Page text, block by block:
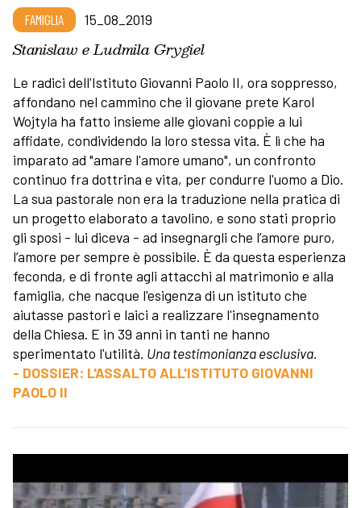
FAMIGLIA 15_08_2019
Stanislaw e Ludmila Grygiel
Le radici dell'Istituto Giovanni Paolo II, ora soppresso,
affondano nel cammino che il giovane prete Karol
Wojtyla ha fatto insieme alle giovani coppie a lui
affidate, condividendo la loro stessa vita. È lì che ha
imparato ad "amare l'amore umano", un confronto
continuo fra dottrina e vita, per condurre l'uomo a Dio.
La sua pastorale non era la traduzione nella pratica di
un progetto elaborato a tavolino, e sono stati proprio
gli sposi - lui diceva - ad insegnargli che l’amore puro,
l’amore per sempre è possibile. È da questa esperienza
feconda, e di fronte agli attacchi al matrimonio e alla
famiglia, che nacque l'esigenza di un istituto che
aiutasse pastori e laici a realizzare l'insegnamento
della Chiesa. E in 39 anni in tanti ne hanno
sperimentato l'utilità. Una testimonianza esclusiva.
- DOSSIER: L'ASSALTO ALL'ISTITUTO GIOVANNI
PAOLO II